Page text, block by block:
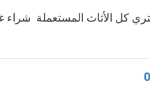
كل الأثاث المستعملة شراء